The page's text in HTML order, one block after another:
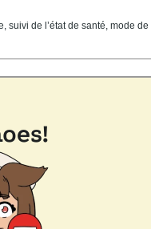
suivi de l’état de santé, mode de